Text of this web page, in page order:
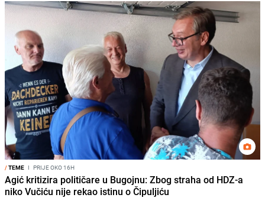
/TEME I PRIJE OKO 16H
Agić kritizira političare u Bugojnu: Zbog straha od HDZ-a
niko Vučiću nije rekao istinu o Čipuljiću